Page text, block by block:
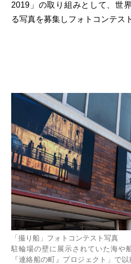
2019」の取り組みとして、世
る写真を募集しフォトコンテス
「撮り船」フォトコンテスト写真
駐輪場の壁に展示されていた海や
『連絡船の町』プロジェクト」で